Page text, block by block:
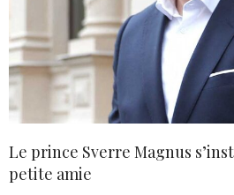
Le prince Sverre Magnus
petite amie